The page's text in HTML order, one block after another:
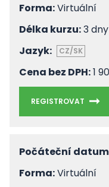
Forma:Virtuální
Délka kurzu:3 dny
Jazyk:
CZ/SK
Cena bez DPH:1
REGISTROVAT
Počáteční
Forma:Virtuální